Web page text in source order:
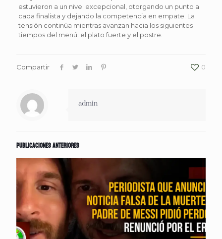
estuvieron a un nivel excepcional, otorgando un punto a
cada finalista y dejando la competencia en empate. La
tensión continúa mientras avanzan hacia los siguientes
tiempos del menú: el plato fuerte y el postre.
Compartir 0
admin
Publicaciones anteriores